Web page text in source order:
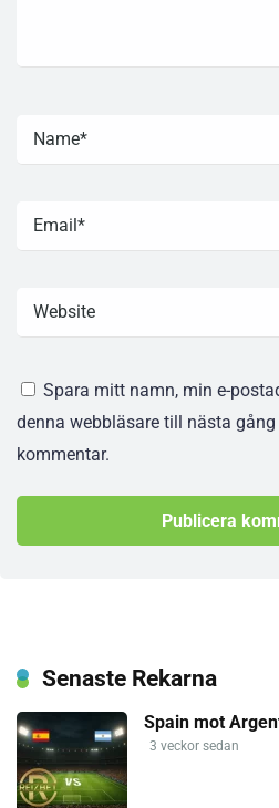
Spara mitt namn, min e-
denna webbläsare till nästa gång
kommentar.
Senaste Rekarna
Spain mot
3 veckor sedan